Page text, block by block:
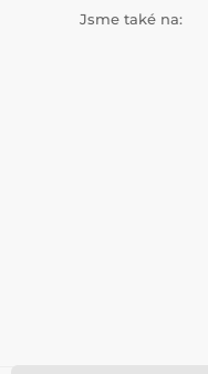
Jsme také na: